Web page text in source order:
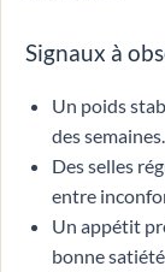
Signaux à
Un poids
des semaines.
Des selles
entre
Un appétit
bonne